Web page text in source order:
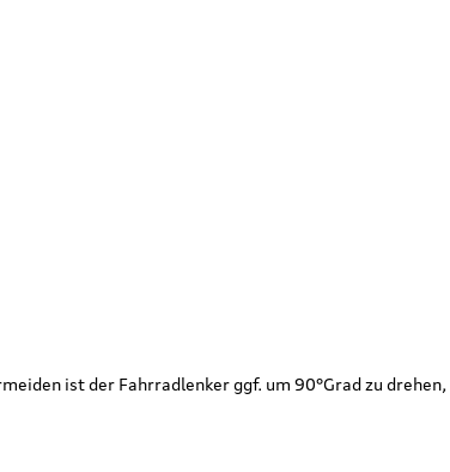
ist der Fahrradlenker ggf. um 90°Grad zu